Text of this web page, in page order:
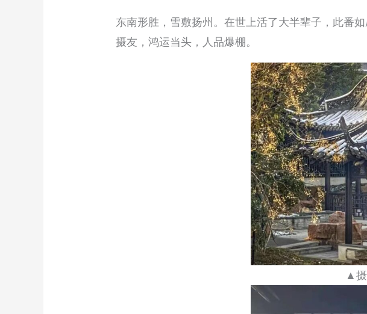
东南形胜，雪敷扬州。在世上活了大半辈子，此番
摄友，鸿运当头，人品爆棚。
▲摄